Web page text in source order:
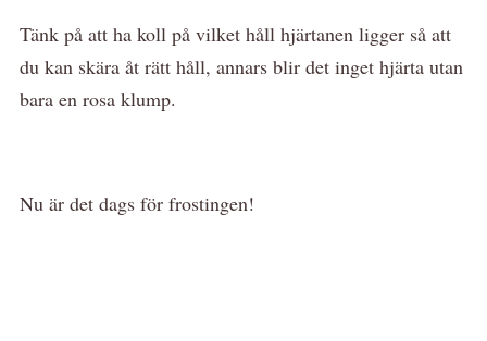
Tänk på att ha koll på vilket håll hjärtanen ligger så att
du kan skära åt rätt håll, annars blir det inget hjärta utan
bara en rosa klump.
Nu är det dags för frostingen!